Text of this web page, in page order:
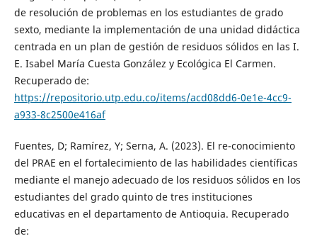
de resolución de problemas en los estudiantes de grado
sexto, mediante la implementación de una unidad didáctica
centrada en un plan de gestión de residuos sólidos en las I.
E. Isabel María Cuesta González y Ecológica El Carmen.
Recuperado de:
https://repositorio.utp.edu.co/items/acd08dd6-0e1e-4cc9-
a933-8c2500e416af
Fuentes, D; Ramírez, Y; Serna, A. (2023). El re-conocimiento
del PRAE en el fortalecimiento de las habilidades científicas
mediante el manejo adecuado de los residuos sólidos en los
estudiantes del grado quinto de tres instituciones
educativas en el departamento de Antioquia. Recuperado
de: